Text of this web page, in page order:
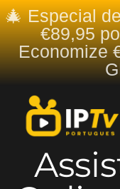
🎄 Especial
€89,95
Economize